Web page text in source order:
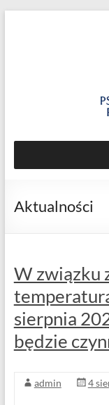
Poradnia
nr
ul.
Jemiołowa
59,
53-
426
Wrocław
Aktualności
W związku
sierpnia
będzie
admin 4